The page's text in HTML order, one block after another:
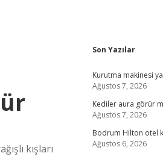
kışları
Sidebar
Son Yazılar
Kurutma makinesi
Ağustos 7, 2026
Kediler aura görür
Ağustos 7, 2026
Bodrum Hilton otel
Ağustos 6, 2026
ilbetbetci